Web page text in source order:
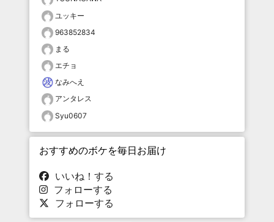
ユッキー
963852834
まる
エチョ
なみへえ
アンタレス
Syu0607
おすすめのボケを毎日お届け
いいね！する
フォローする
フォローする